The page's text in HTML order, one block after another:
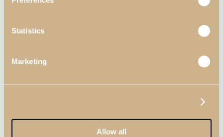
Statistics
Marketing
Allow all